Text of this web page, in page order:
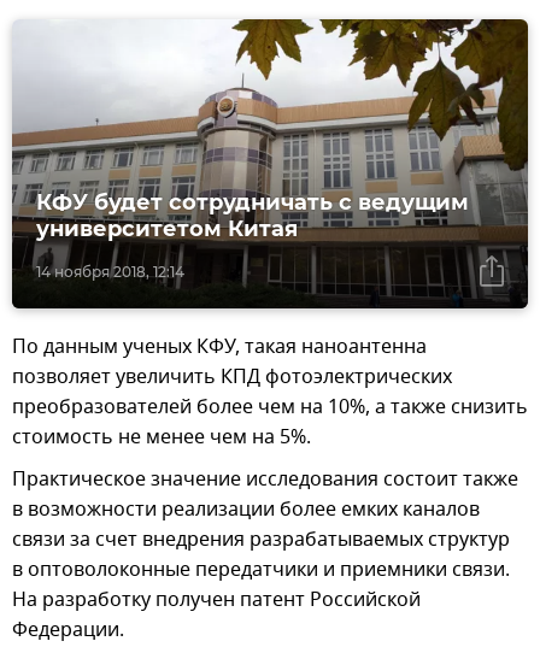
14 ноября 2018, 12:14
КФУ будет сотрудничать с ведущим
университетом Китая
По данным ученых КФУ, такая наноантенна
позволяет увеличить КПД фотоэлектрических
преобразователей более чем на 10%, а также снизить
стоимость не менее чем на 5%.
Практическое значение исследования состоит также
в возможности реализации более емких каналов
связи за счет внедрения разрабатываемых структур
в оптоволоконные передатчики и приемники связи.
На разработку получен патент Российской
Федерации.